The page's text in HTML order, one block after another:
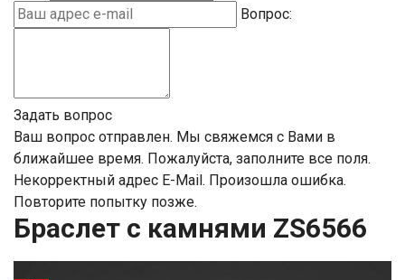
Вопрос:
Задать вопрос
Ваш вопрос отправлен. Мы свяжемся с Вами в
ближайшее время. Пожалуйста, заполните все поля.
Некорректный адрес E-Mail. Произошла ошибка.
Повторите попытку позже.
Браслет с камнями ZS6566